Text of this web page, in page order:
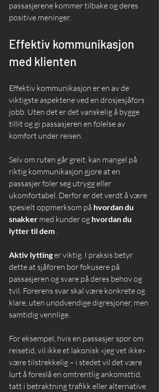
passasjerene kommer tilbake og deres
positive meninger.
Effektiv kommunikasjon
med klienten
Effektiv kommunikasjon er en av de
viktigste aspektene ved en drosjesjåførs
jobb. Uten det er det vanskelig å bygge
tillit og gi passasjeren en følelse av
komfort under reisen.
Selv om ruten går greit, kan mangel på
riktig kommunikasjon gjøre at en
passasjer føler seg utrygg eller
ukomfortabel. Derfor er det verdt å være
spesielt oppmerksom på hvordan du
snakker med kunder og hvordan du
lytter til dem .
Aktiv lytting er viktig. I praksis betyr
dette at sjåføren bør fokusere på
passasjeren og svare på deres behov og
tvil. Førerens svar skal være konkrete og
klare, uten unødvendige digresjoner, men
samtidig vennlige.
For eksempel, hvis en passasjer spør om
reisetid, vil ikke et lakonisk «jeg vet ikke»
være tilstrekkelig – i stedet vil det være
lurt å foreslå en omtrentlig ankomsttid,
tatt i betraktning trafikk eller alternative